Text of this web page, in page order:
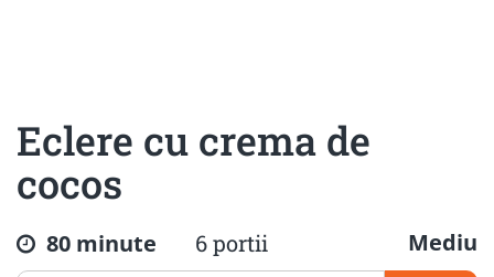
Eclere cu crema de
cocos
80 minute 6 portii Mediu